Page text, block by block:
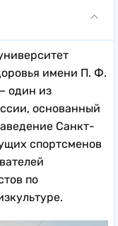
имени П. Ф.
один из
основанный
Санкт-
спортсменов
по